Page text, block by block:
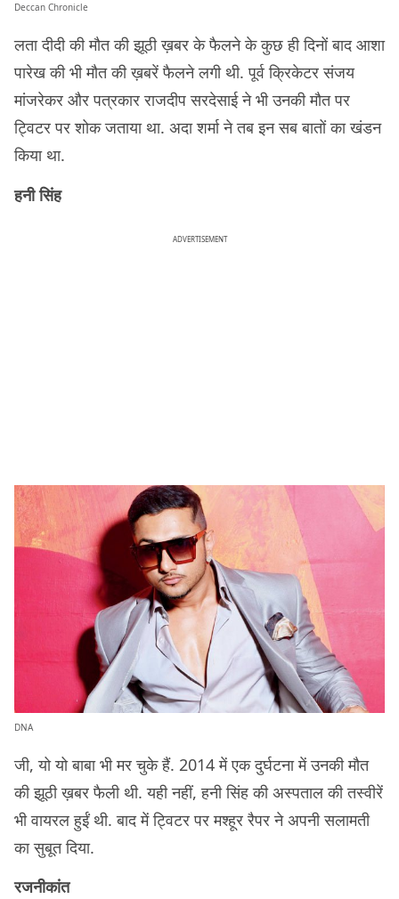
Deccan Chronicle
लता दीदी की मौत की झूठी ख़बर के फैलने के कुछ ही दिनों बाद आशा
पारेख की भी मौत की ख़बरें फैलने लगी थी. पूर्व क्रिकेटर संजय
मांजरेकर और पत्रकार राजदीप सरदेसाई ने भी उनकी मौत पर
ट्विटर पर शोक जताया था. अदा शर्मा ने तब इन सब बातों का खंडन
किया था.
हनी सिंह
ADVERTISEMENT
DNA
जी, यो यो बाबा भी मर चुके हैं. 2014 में एक दुर्घटना में उनकी मौत
की झूठी ख़बर फैली थी. यही नहीं, हनी सिंह की अस्पताल की तस्वीरें
भी वायरल हुईं थी. बाद में ट्विटर पर मश्हूर रैपर ने अपनी सलामती
का सुबूत दिया.
रजनीकांत